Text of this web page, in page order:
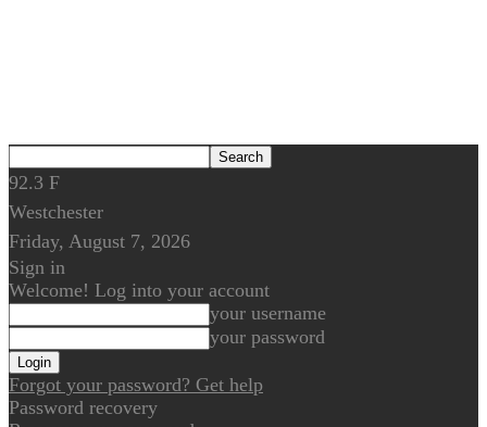
92.3 F
Westchester
Friday, August 7, 2026
Sign in
Welcome! Log into your account
your username
your password
Forgot your password? Get help
Password recovery